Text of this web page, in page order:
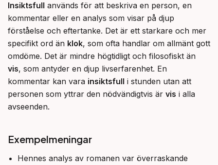
Insiktsfull används för att beskriva en person, en
kommentar eller en analys som visar på djup
förståelse och eftertanke. Det är ett starkare och mer
specifikt ord än klok, som ofta handlar om allmänt gott
vis, som antyder en djup livserfarenhet. En
kommentar kan vara insiktsfull i stunden utan att
personen som yttrar den nödvändigtvis är vis i alla
avseenden.
Exempelmeningar
Hennes analys av romanen var överraskande